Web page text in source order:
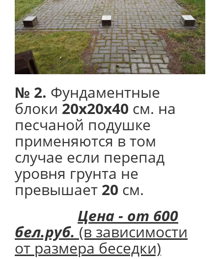
№ 2. Фундаментные
блоки 20х20х40 см. на
песчаной подушке
применяются в том
случае если перепад
уровня грунта не
превышает 20 см.
Цена - от 600
бел.руб. (в зависимости
от размера беседки)